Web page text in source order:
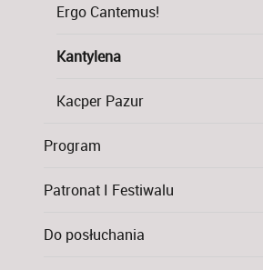
Ergo Cantemus!
Kantylena
Kacper Pazur
Program
Patronat I Festiwalu
Do posłuchania